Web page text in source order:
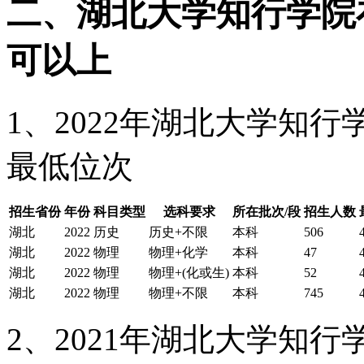
二、湖北大学知行学
可以上
1、2022年湖北大学知行
最低位次
招生省份 年份 科目类型 选科要求 所在批次/段 招生人数
湖北
2022 历史 历史+不限 本科 506
湖北
2022 物理 物理+化学 本科 47
湖北
2022 物理 物理+(化或生) 本科 52
湖北
2022 物理 物理+不限 本科 745
2、2021年湖北大学知行